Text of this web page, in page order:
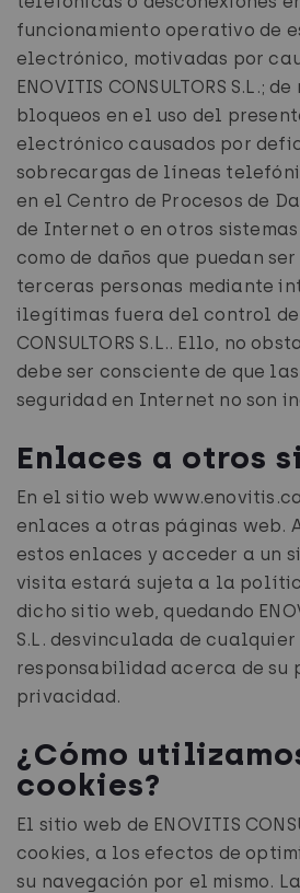
funcionamiento operativo de
electrónico, motivadas por
ENOVITIS CONSULTORS S.L.;
bloqueos en el uso del
electrónico causados por
sobrecargas de líneas
en el Centro de Procesos de
de Internet o en otros
como de daños que puedan
terceras personas mediante
ilegítimas fuera del control de
CONSULTORS S.L.. Ello, no
debe ser consciente de que
seguridad en Internet no son
Enlaces a otros
En el sitio web
enlaces a otras páginas web.
estos enlaces y acceder a un
visita estará sujeta a la
dicho sitio web, quedando
S.L. desvinculada de
responsabilidad acerca de su
privacidad.
¿Cómo
cookies?
El sitio web de ENOVITIS
cookies, a los efectos de
su navegación por el mismo.